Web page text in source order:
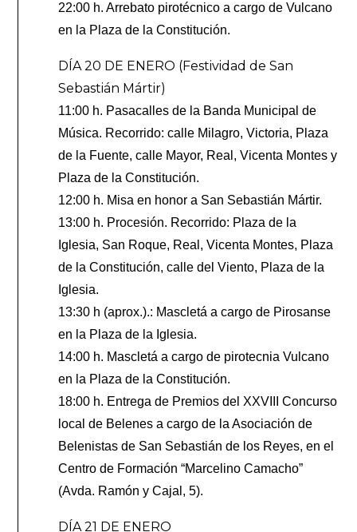
22:00 h. Arrebato pirotécnico a cargo de Vulcano
en la Plaza de la Constitución.
DÍA 20 DE ENERO (Festividad de San
Sebastián Mártir)
11:00 h. Pasacalles de la Banda Municipal de
Música. Recorrido: calle Milagro, Victoria, Plaza
de la Fuente, calle Mayor, Real, Vicenta Montes y
Plaza de la Constitución.
12:00 h. Misa en honor a San Sebastián Mártir.
13:00 h. Procesión. Recorrido: Plaza de la
Iglesia, San Roque, Real, Vicenta Montes, Plaza
de la Constitución, calle del Viento, Plaza de la
Iglesia.
13:30 h (aprox.).: Mascletá a cargo de Pirosanse
en la Plaza de la Iglesia.
14:00 h. Mascletá a cargo de pirotecnia Vulcano
en la Plaza de la Constitución.
18:00 h. Entrega de Premios del XXVIII Concurso
local de Belenes a cargo de la Asociación de
Belenistas de San Sebastián de los Reyes, en el
Centro de Formación “Marcelino Camacho”
(Avda. Ramón y Cajal, 5).
DÍA 21 DE ENERO